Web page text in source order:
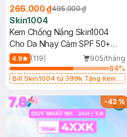
266.000 ₫495.000 ₫
Skin1004
Kem Chống Nắng Skin1004
Cho Da Nhạy Cảm SPF 50+
50ml
4.8 (119)
905/tháng
64%
Bill Skin1004 từ 399k Tặng Kem
SPF 50+ 20ml (SL Có Hạn)
-43%